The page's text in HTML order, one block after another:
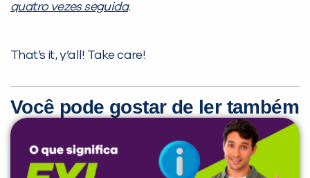
quatro vezes seguida.
That’s it, y’all! Take care!
Você pode gostar de ler também